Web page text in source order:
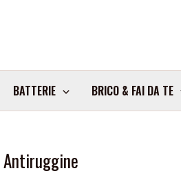
BATTERIE BRICO & FAI DA TE
Antiruggine